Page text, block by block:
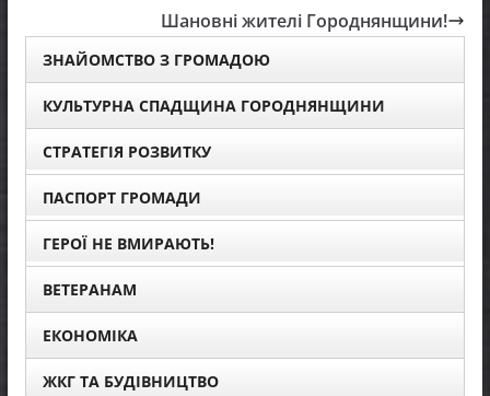
Шановні жителі Городнянщини!
ЗНАЙОМСТВО З ГРОМАДОЮ
КУЛЬТУРНА СПАДЩИНА ГОРОДНЯНЩИНИ
СТРАТЕГІЯ РОЗВИТКУ
ПАСПОРТ ГРОМАДИ
ГЕРОЇ НЕ ВМИРАЮТЬ!
ВЕТЕРАНАМ
ЕКОНОМІКА
ЖКГ ТА БУДІВНИЦТВО